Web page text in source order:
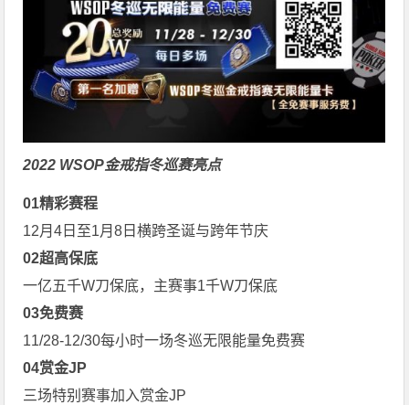
2022 WSOP金戒指冬巡赛亮点
01精彩赛程
12月4日至1月8日横跨圣诞与跨年节庆
02超高保底
一亿五千W刀保底，主赛事1千W刀保底
03免费赛
11/28-12/30每小时一场冬巡无限能量免费赛
04赏金JP
三场特别赛事加入赏金JP